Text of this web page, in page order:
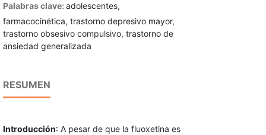
Palabras clave: adolescentes,
farmacocinética, trastorno depresivo mayor,
trastorno obsesivo compulsivo, trastorno de
ansiedad generalizada
RESUMEN
Introducción: A pesar de que la fluoxetina es